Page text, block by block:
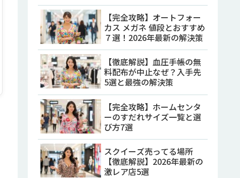
【完全攻略】オートフォー
カス メガネ 値段とおすすめ
７選！2026年最新の解決策
【徹底解説】血圧手帳の無
料配布が中止なぜ？入手先
5選と最強の解決策
【完全攻略】ホームセンタ
ーのすだれサイズ一覧と選
び方7選
スクイーズ売ってる場所
【徹底解説】2026年最新の
激レア店5選